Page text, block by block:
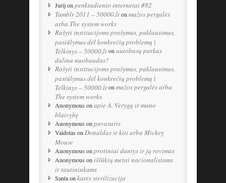
Jurijon penktadienio internetai #82
Tumblr 2011 – 50000.lton mažos pergalės
arba The system works
Rašyti institucijoms prašymus, paklausimus,
pasiūlymus dėl konkrečių problemų |
Telkinys – 50000.lton autobusų parkas
dalina nuobaudas?
Rašyti institucijoms prašymus, paklausimus,
pasiūlymus dėl konkrečių problemų |
Telkinys – 50000.lton mažos pergalės arba
The system works
Anonymous on apie A. Verygą ir mano
blaivybę
Anonymous on pavasaris
Vaidotas on Donaldas ir kiti arba Mickey
Mouse
Anonymous on protiniai dantys ir jų rovimas
Anonymous on iššūkių metai nacionalistams
ir tautininkams
Santaon katės sterilizacija